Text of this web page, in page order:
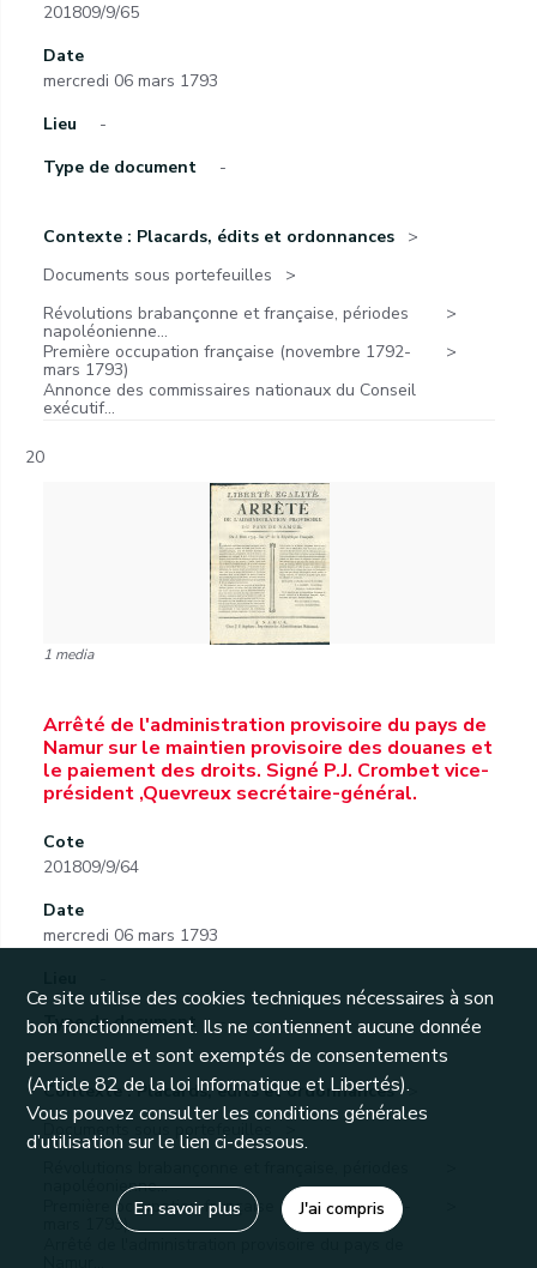
201809/9/65
Date
mercredi 06 mars 1793
Lieu
-
Type de document
-
Contexte : Placards, édits et ordonnances
Documents sous portefeuilles
Révolutions brabançonne et française, périodes
napoléonienne...
Première occupation française (novembre 1792-
mars 1793)
Annonce des commissaires nationaux du Conseil
exécutif...
20
1 media
Arrêté de l'administration provisoire du pays de
Namur sur le maintien provisoire des douanes et
le paiement des droits. Signé P.J. Crombet vice-
président ,Quevreux secrétaire-général.
Cote
201809/9/64
Date
mercredi 06 mars 1793
Type de document
-
Contexte : Placards, édits et ordonnances
Documents sous portefeuilles
napoléonienne...
Première occupation française (novembre 1792-
mars 1793)
Ce site utilise des cookies techniques nécessaires à son
bon fonctionnement. Ils ne contiennent aucune donnée
personnelle et sont exemptés de consentements
(Article 82 de la loi Informatique et Libertés).
Vous pouvez consulter les conditions générales
d’utilisation sur le lien ci-dessous.
En savoir plus J'ai compris